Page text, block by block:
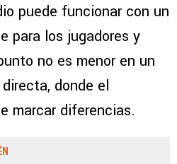
puede funcionar con un
para los jugadores y
no es menor en un
donde el
marcar diferencias.